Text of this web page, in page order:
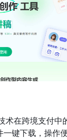
术在跨境支付
键下载，操作